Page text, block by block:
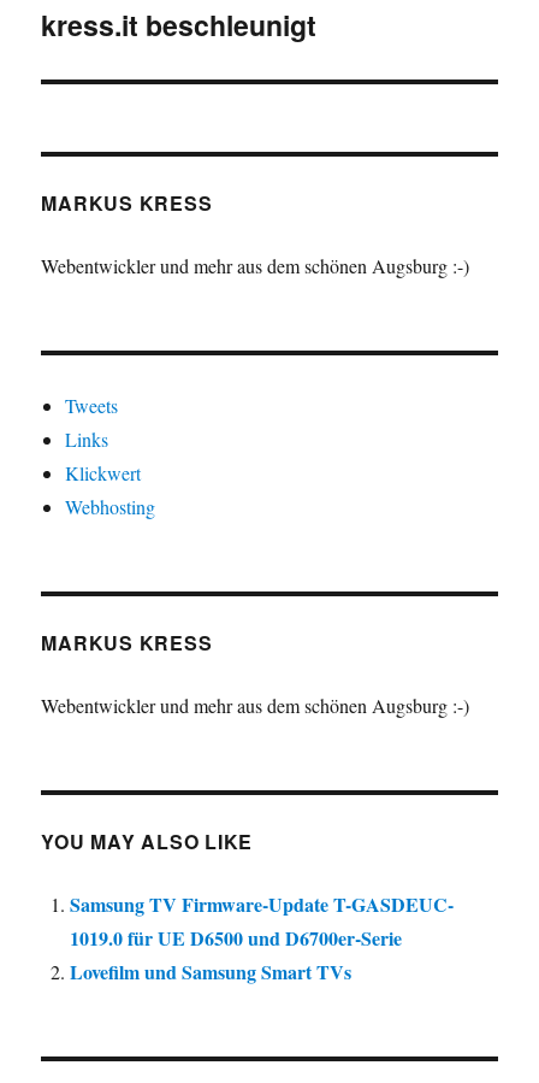
Nächster
kress.it beschleunigt
MARKUS KRESS
Webentwickler und mehr aus dem schönen Augsburg :-)
Tweets
Links
Klickwert
Webhosting
MARKUS KRESS
Webentwickler und mehr aus dem schönen Augsburg :-)
YOU MAY ALSO LIKE
Samsung TV Firmware-Update T-GASDEUC-
1019.0 für UE D6500 und D6700er-Serie
Lovefilm und Samsung Smart TVs